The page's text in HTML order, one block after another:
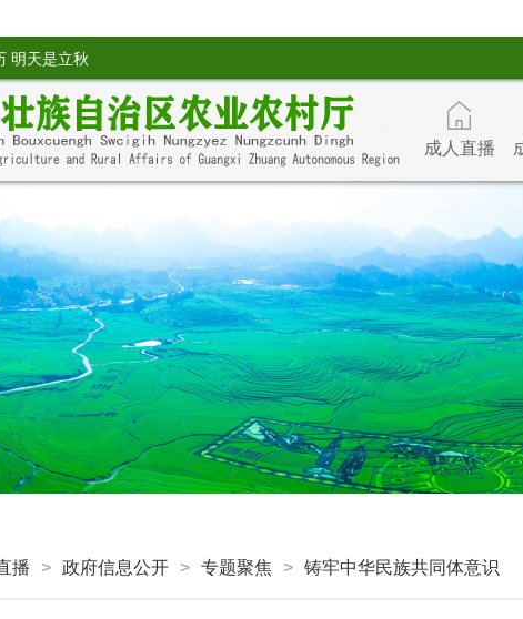
明天是立秋
成人直播
播 > 政府信息公开 > 专题聚焦 > 铸牢中华民族共同体意识